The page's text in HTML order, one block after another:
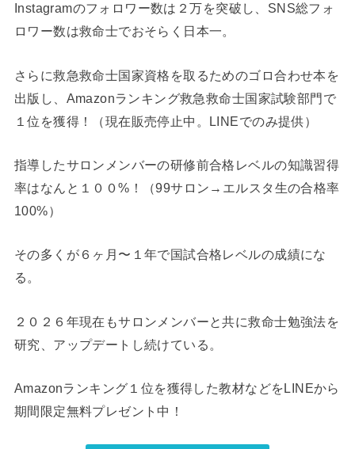
Instagramのフォロワー数は２万を突破し、SNS総フォ
ロワー数は救命士でおそらく日本一。
さらに救急救命士国家資格を取るためのゴロ合わせ本を
出版し、Amazonランキング救急救命士国家試験部門で
１位を獲得！（現在販売停止中。LINEでのみ提供）
指導したサロンメンバーの研修前合格レベルの知識習得
率はなんと１００%！（99サロン→エルスタ生の合格率
100%）
その多くが６ヶ月〜１年で国試合格レベルの成績にな
る。
２０２６年現在もサロンメンバーと共に救命士勉強法を
研究、アップデートし続けている。
Amazonランキング１位を獲得した教材などをLINEから
期間限定無料プレゼント中！